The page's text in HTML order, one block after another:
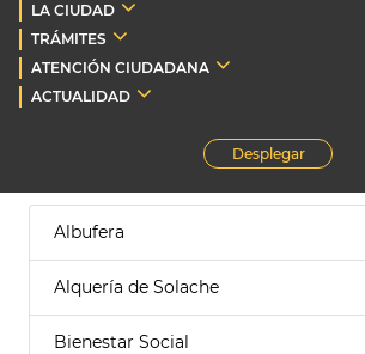
LA CIUDAD
TRÁMITES
ATENCIÓN CIUDADANA
ACTUALIDAD
Desplegar
Albufera
Alquería de Solache
Bienestar Social